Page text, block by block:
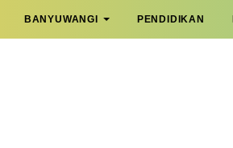
BANYUWANGI PENDIDIKAN